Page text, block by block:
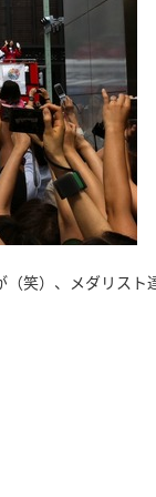
笑）、メダリス